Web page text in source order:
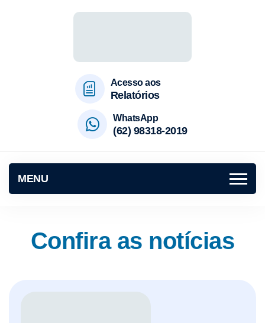
Acesso aos
Relatórios
WhatsApp
(62) 98318-2019
MENU
Confira as notícias